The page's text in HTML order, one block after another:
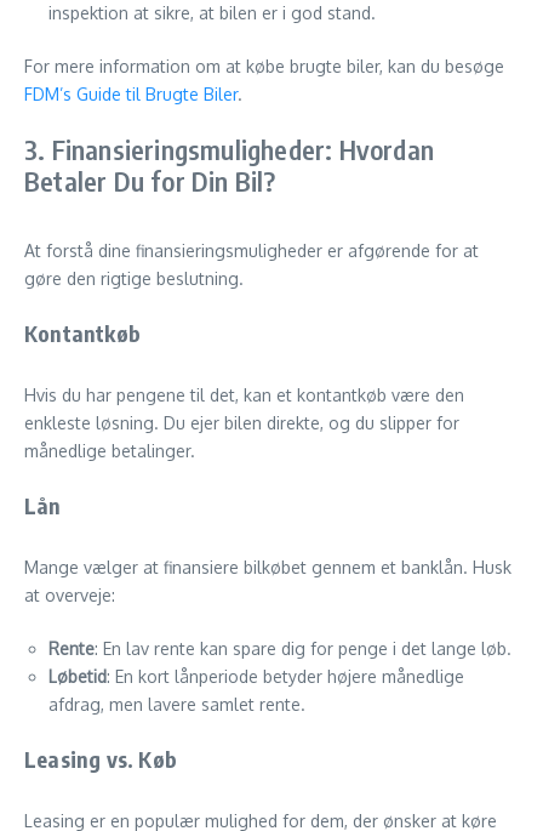
inspektion at sikre, at bilen er i god stand.
For mere information om at købe brugte biler, kan du besøge
FDM’s Guide til Brugte Biler.
3. Finansieringsmuligheder: Hvordan
Betaler Du for Din Bil?
At forstå dine finansieringsmuligheder er afgørende for at
gøre den rigtige beslutning.
Kontantkøb
Hvis du har pengene til det, kan et kontantkøb være den
enkleste løsning. Du ejer bilen direkte, og du slipper for
månedlige betalinger.
Lån
Mange vælger at finansiere bilkøbet gennem et banklån. Husk
at overveje:
Rente: En lav rente kan spare dig for penge i det lange løb.
Løbetid: En kort lånperiode betyder højere månedlige
afdrag, men lavere samlet rente.
Leasing vs. Køb
Leasing er en populær mulighed for dem, der ønsker at køre